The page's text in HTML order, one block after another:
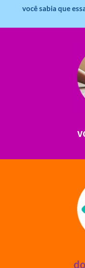
você sabia que
ajudar com certos
via PIX? Elas
mantermos